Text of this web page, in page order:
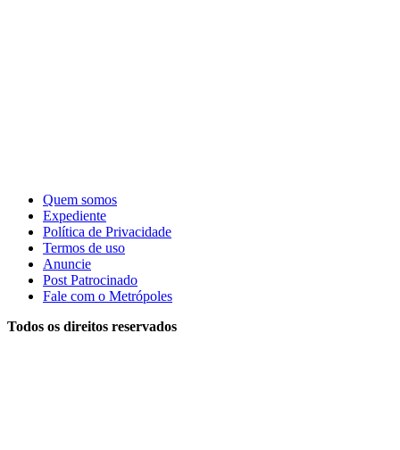
Quem somos
Expediente
Política de Privacidade
Termos de uso
Anuncie
Post Patrocinado
Fale com o Metrópoles
Todos os direitos reservados